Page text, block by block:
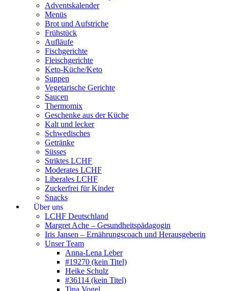
Adventskalender
Menüs
Brot und Aufstriche
Frühstück
Aufläufe
Fischgerichte
Fleischgerichte
Keto-Küche/Keto
Suppen
Vegetarische Gerichte
Saucen
Thermomix
Geschenke aus der Küche
Kalt und lecker
Schwedisches
Getränke
Süsses
Striktes LCHF
Moderates LCHF
Liberales LCHF
Zuckerfrei für Kinder
Snacks
Über uns
LCHF Deutschland
Margret Ache – Gesundheitspädagogin
Iris Jansen – Ernährungscoach und Herausgeberin
Unser Team
Anna-Lena Leber
#19270 (kein Titel)
Heike Schulz
#36114 (kein Titel)
Tina Vogel